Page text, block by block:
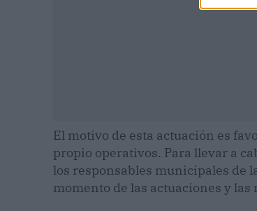
El motivo de esta actuación es
propio operativos. Para llevar a
los responsables municipales de
momento de las actuaciones y